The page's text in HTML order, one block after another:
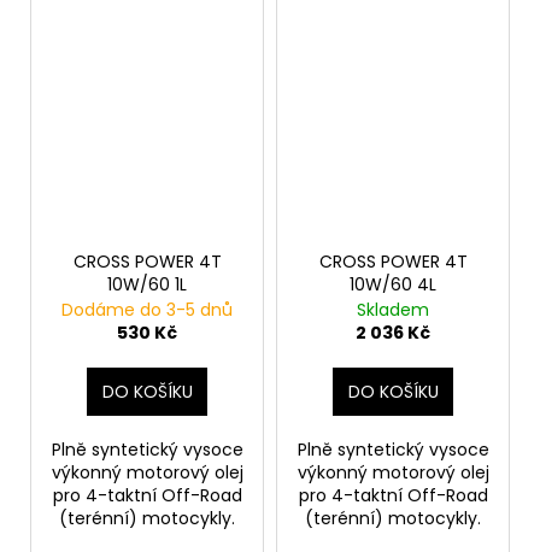
CROSS POWER 4T
10W/60 1L
Dodáme do 3-5 dnů
530 Kč
DO KOŠÍKU
Plně syntetický vysoce
výkonný motorový olej
pro 4-taktní Off-Road
(terénní) motocykly.
CROSS POWER 4T
10W/60 4L
Skladem
2 036 Kč
DO KOŠÍKU
Plně syntetický vysoce
výkonný motorový olej
pro 4-taktní Off-Road
(terénní) motocykly.